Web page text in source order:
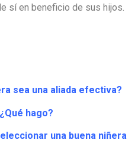
sí en beneficio de sus hijos.
sea una aliada efectiva?
hago?
una buena niñera